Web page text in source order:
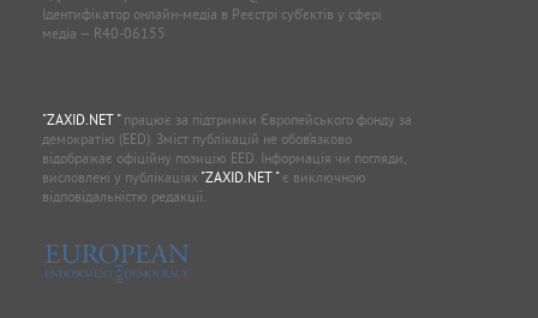
медіа — R40-06155
демократію (EED). Зміст публікацій не обов’язково
відображає офіційну позицію EED. Інформація чи погляди,
висловлені у публікаціях"ZAXID.NET "є виключною
відповідальністю редакції.